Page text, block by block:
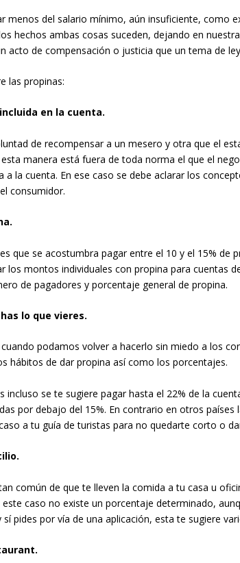
menos del salario mínimo, aún insuficiente, como
hechos ambas cosas suceden, dejando en
acto de compensación o justicia que un tema de
las propinas:
en la cuenta.
de recompensar a un mesero y otra que el
manera está fuera de toda norma el que el
a la cuenta. En ese caso se debe aclarar los
consumidor.
que se acostumbra pagar entre el 10 y el 15% de
los montos individuales con propina para cuentas
de pagadores y porcentaje general de propina.
lo que vieres.
podamos volver a hacerlo sin miedo a los
hábitos de dar propina así como los porcentajes.
incluso se te sugiere pagar hasta el 22% de la
por debajo del 15%. En contrario en otros
a tu guía de turistas para no quedarte corto o
común de que te lleven la comida a tu casa u
este caso no existe un porcentaje determinado,
pides por vía de una aplicación, esta te sugiere